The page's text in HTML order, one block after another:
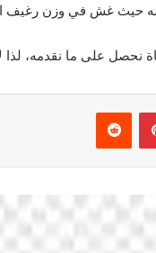
حيث غش في وزن رغيف
نحصل على ما نقدمه، لذا
بينتيريست